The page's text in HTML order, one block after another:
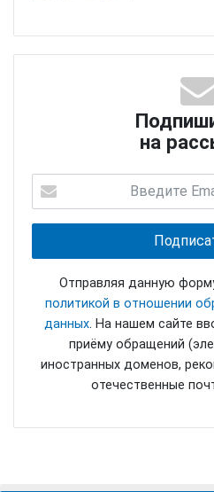
на
Отправляя данную
политикой в отношении
данных. На нашем сайте
приёму обращений
иностранных доменов,
отечественные